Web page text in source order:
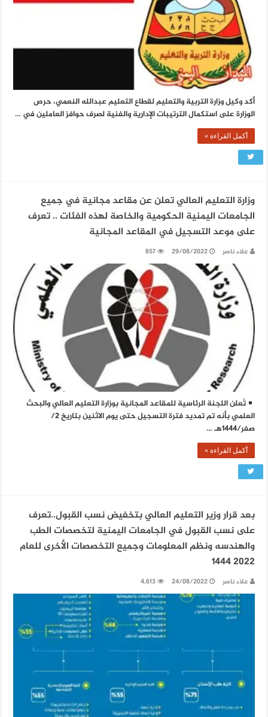
أكد وكيل وزارة التربية والتعليم لقطاع التعليم عبدالله النعمي، حرص
الوزارة على استكمال الترتيبات الإدارية والفنية لصرف حوافز العاملين في …
أكمل القراءة »
وزارة التعليم العالي تعلن عن مقاعد مجانية في جميع
الجامعات اليمنية الحكومية والخاصة لهذه الفئات .. تعرف
على موعد التسجيل في المقاعد المجانية
علاء ناصر 29/08/2022
857
تُعلن اللجنة الرئاسية للمقاعد المجانية بوزارة التعليم العالي والبحث
العلمي بأنه تم تمديد فترة التسجيل حتى يوم الاثنين بتاريخ 2/
صفر/1444هـ …
أكمل القراءة »
بعد قرار وزير التعليم العالي بتخفيض نسب القبول..تعرف
على نسب القبول في الجامعات اليمنية لتخصصات الطب
والهندسه ونظم المعلومات وجميع التخصصات الأخرى للعام
2022 1444
علاء ناصر 24/08/2022
4,613